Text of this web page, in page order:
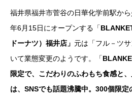
福井県福井市菅谷の日華化学前駅か
年6月15日にオープンする「
ドーナツ）福井店」 元は「フル－ツ
いて業態変更のようです。「
限定で、こだわりのふわもち食感と
は、SNSでも話題沸騰中。300個限定